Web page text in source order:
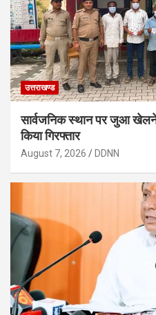
उत्तराखण्ड
सार्वजनिक स्थान पर जुआ
किया गिरफ्तार
August 7, 2026 DDNN